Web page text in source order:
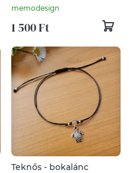
memodesign
1 500 Ft
Teknős - bokalánc